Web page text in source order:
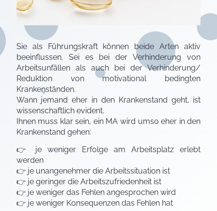
Sie als Führungskraft können beide Arten aktiv
beeinflussen. Sei es bei der Verhinderung von
Arbeitsunfällen als auch bei der Verhinderung/
Reduktion von motivational bedingten
Krankenständen.
Wann jemand eher in den Krankenstand geht, ist
wissenschaftlich evident.
Ihnen muss klar sein, ein MA wird umso eher in den
Krankenstand gehen:
👉 je weniger Erfolge am Arbeitsplatz erlebt
werden
👉 je unangenehmer die Arbeitssituation ist
👉 je geringer die Arbeitszufriedenheit ist
👉 je weniger das Fehlen angesprochen wird
👉 je weniger Konsequenzen das Fehlen hat